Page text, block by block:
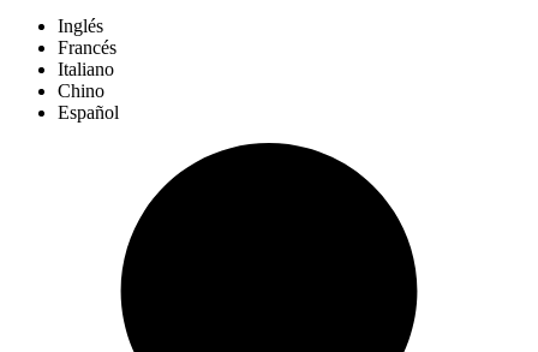
Inglés
Francés
Italiano
Chino
Español